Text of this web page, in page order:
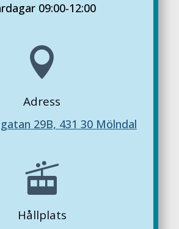
09:00-12:00

Adress
29B, 431 30 Mölndal

Hållplats